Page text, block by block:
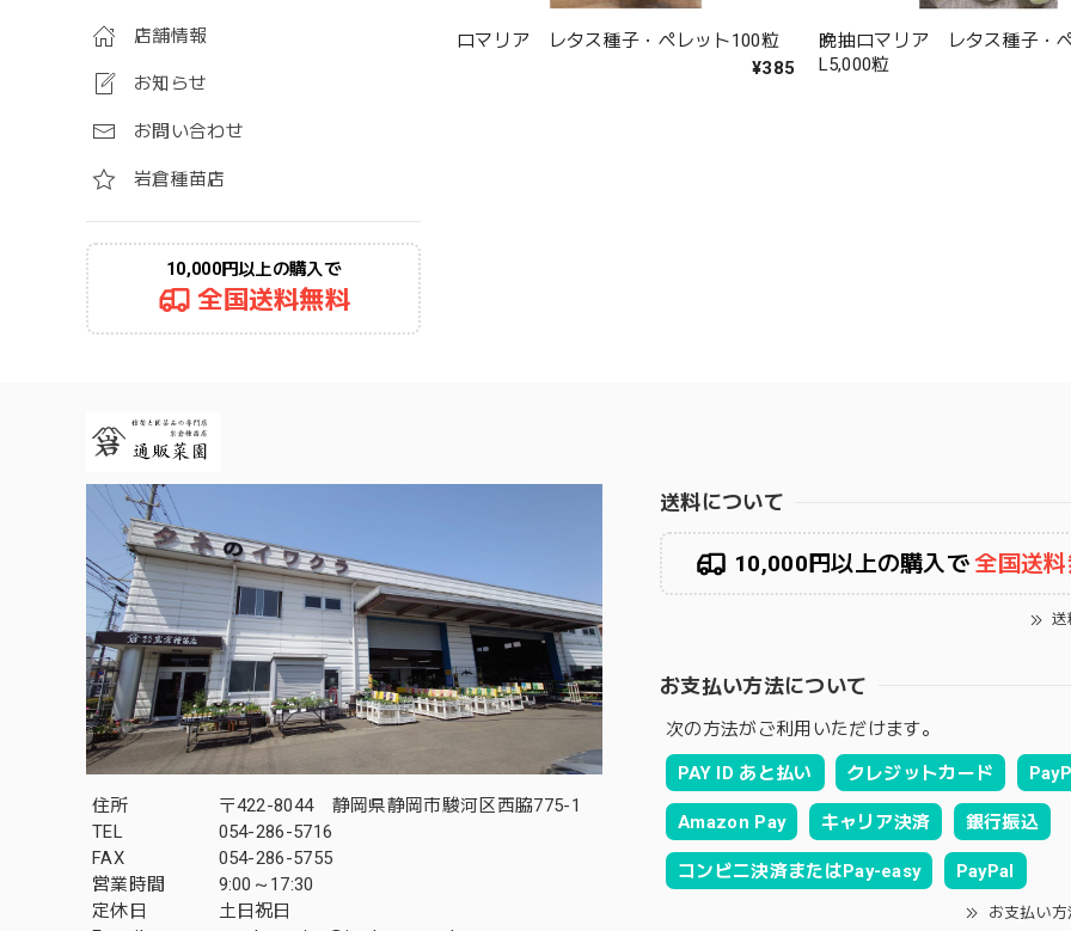
店舗情報
お知らせ
お問い合わせ
岩倉種苗店
10,000円以上の購入で
全国送料無料
ロマリア レタス種子・ペレット100粒
¥385
晩抽ロマリア レタス種子・
L5,000粒
住所
〒422-8044 静岡県静岡市駿河区西脇775-1
TEL
054-286-5716
FAX
054-286-5755
営業時間
9:00～17:30
定休日
土日祝日
送料について
10,000円以上の購入で全国送
送
お支払い方法について
次の方法がご利用いただけます。
PAY ID あと払い クレジットカード
Amazon Pay キャリア決済 銀行振込
コンビニ決済またはPay-easy PayPal
お支払い